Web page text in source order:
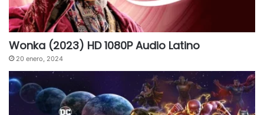
Wonka (2023) HD 1080P Audio Latino
20 enero, 2024